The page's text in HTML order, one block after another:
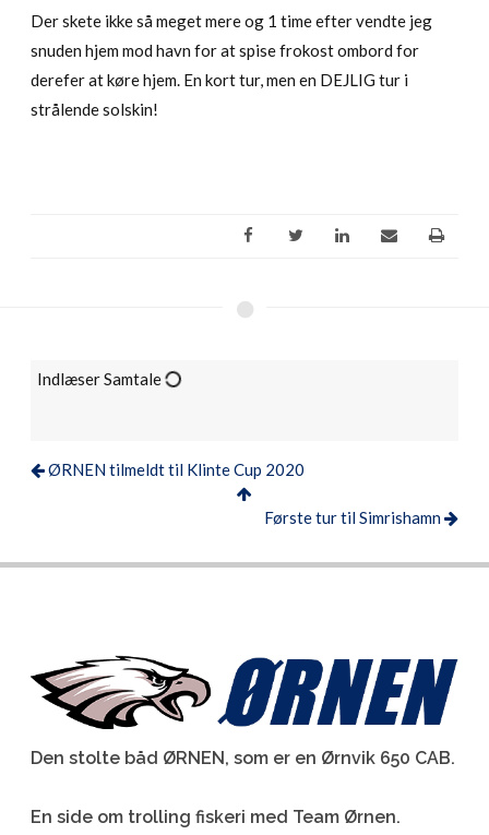
Der skete ikke så meget mere og 1 time efter vendte jeg
snuden hjem mod havn for at spise frokost ombord for
derefer at køre hjem. En kort tur, men en DEJLIG tur i
strålende solskin!
Indlæser Samtale
ØRNEN tilmeldt til Klinte Cup 2020
Første tur til Simrishamn
Den stolte båd ØRNEN, som er en Ørnvik 650 CAB.
En side om trolling fiskeri med Team Ørnen.